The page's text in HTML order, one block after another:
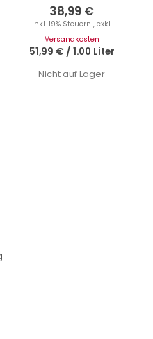
0%
38,99 €
Inkl. 19% Steuern , exkl.
Versandkosten
51,99 € / 1.00 Liter
Nicht auf Lager